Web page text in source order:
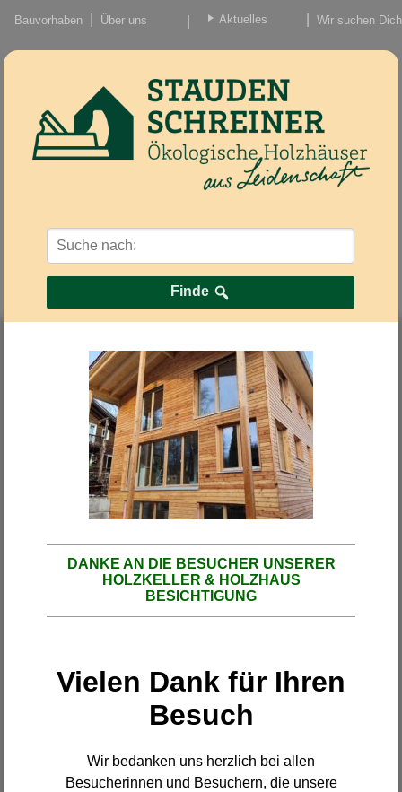
Bauvorhaben Über uns
Aktuelles
Nachrichten/Einzug
Wir suchen
Finde
DANKE AN DIE BESUCHER UNSERER
HOLZKELLER & HOLZHAUS
BESICHTIGUNG
Vielen Dank für Ihren
Besuch
Wir bedanken uns herzlich bei allen
Besucherinnen und Besuchern, die unsere